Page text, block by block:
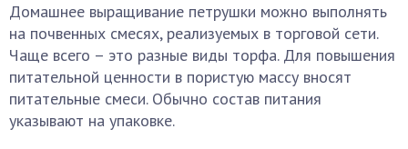
Домашнее выращивание петрушки можно выполнять
на почвенных смесях, реализуемых в торговой сети.
Чаще всего – это разные виды торфа. Для повышения
питательной ценности в пористую массу вносят
питательные смеси. Обычно состав питания
указывают на упаковке.